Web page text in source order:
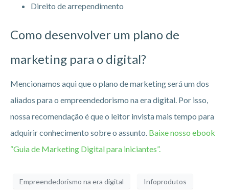
Direito de arrependimento
Como desenvolver um plano de
marketing para o digital?
Mencionamos aqui que o plano de marketing será um dos
aliados para o empreendedorismo na era digital. Por isso,
nossa recomendação é que o leitor invista mais tempo para
adquirir conhecimento sobre o assunto. Baixe nosso ebook
“Guia de Marketing Digital para iniciantes”.
Empreendedorismo na era digital Infoprodutos